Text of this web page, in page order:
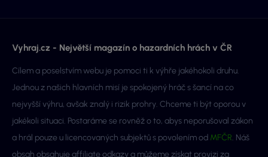
Vyhraj.cz - Největší magazín o hazardních hrách v ČR
Cílem a poselstvím webu je pomoci ti k výhře jakéhokoli druhu.
Jednou z našich hlavních misí je spokojený hráč s šancí na co
nejvyšší výhru, avšak znalý i rizik prohry. Chceme ti být oporou v
jakékoli situaci. Postaráme se rovněž o to, abys neporušoval zákon
a hrál pouze u licencovaných subjektů s povolením od MFČR. Náš
obsah obsahuje affiliate odkazy a můžeme získat provizi za